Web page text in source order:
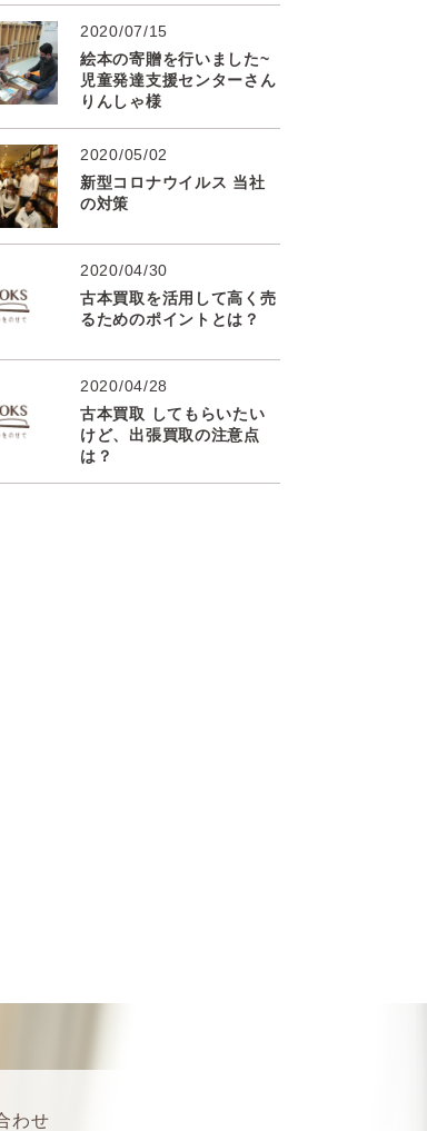
2020/07/15
絵本の寄贈を行いました~
児童発達支援センターさん
りんしゃ様
2020/05/02
新型コロナウイルス 当社
の対策
2020/04/30
古本買取を活用して高く売
るためのポイントとは？
2020/04/28
古本買取 してもらいたい
けど、出張買取の注意点
は？
わせ